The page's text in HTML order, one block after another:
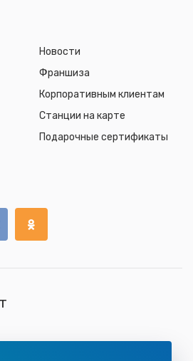
Новости
Франшиза
Корпоративным клиентам
Станции на карте
Подарочные сертификаты